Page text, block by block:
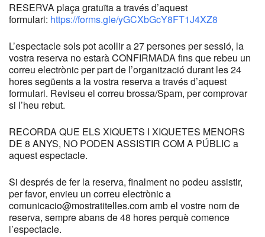
RESERVA plaça gratuïta a través d’aquest
formulari: https://forms.gle/yGCXbGcY8FT1J4XZ8
L’espectacle sols pot acollir a 27 persones per sessió, la
vostra reserva no estarà CONFIRMADA fins que rebeu un
correu electrònic per part de l’organització durant les 24
hores següents a la vostra reserva a través d’aquest
formulari. Reviseu el correu brossa/Spam, per comprovar
si l’heu rebut.
RECORDA QUE ELS XIQUETS I XIQUETES MENORS
DE 8 ANYS, NO PODEN ASSISTIR COM A PÚBLIC a
aquest espectacle.
Si després de fer la reserva, finalment no podeu assistir,
per favor, envieu un correu electrònic a
comunicacio@mostratitelles.com amb el vostre nom de
reserva, sempre abans de 48 hores perquè comence
l’espectacle.